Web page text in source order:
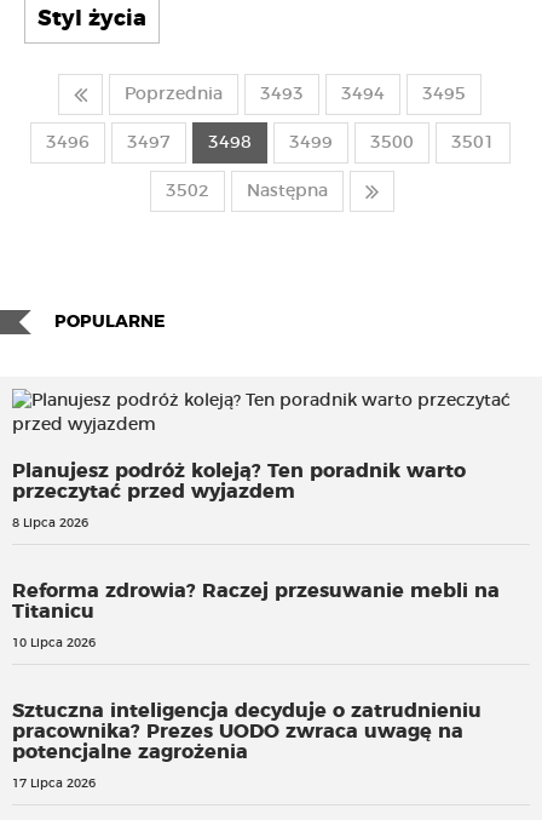
Styl życia
Poprzednia 3493 3494 3495
3496 3497 3498 3499 3500 3501
3502 Następna
POPULARNE
Planujesz podróż koleją? Ten poradnik warto
przeczytać przed wyjazdem
8 Lipca 2026
Reforma zdrowia? Raczej przesuwanie mebli na
Titanicu
10 Lipca 2026
Sztuczna inteligencja decyduje o zatrudnieniu
pracownika? Prezes UODO zwraca uwagę na
potencjalne zagrożenia
17 Lipca 2026